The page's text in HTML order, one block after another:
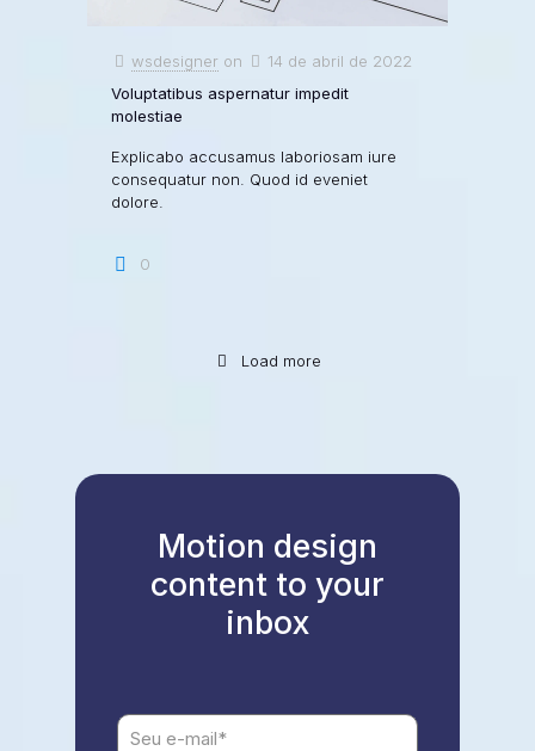
wsdesigner on
14 de abril de 2022
Voluptatibus aspernatur impedit
molestiae
Explicabo accusamus laboriosam iure
consequatur non. Quod id eveniet
dolore.
0
Load more
Motion design
content to your
inbox